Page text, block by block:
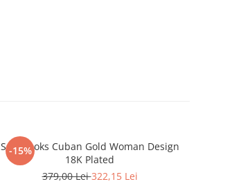
-15%
Set Brooks Cuban Gold Woman Design
18K Plated
379,00 Lei322,15 Lei